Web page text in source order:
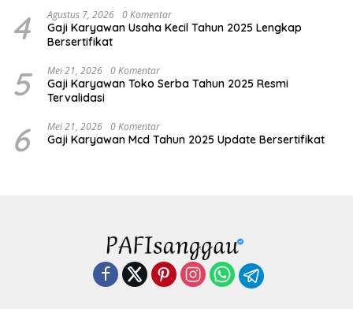
4 Agustus 7, 2026 0 Komentar
Gaji Karyawan Usaha Kecil Tahun 2025 Lengkap
Bersertifikat
5 Mei 21, 2026 0 Komentar
Gaji Karyawan Toko Serba Tahun 2025 Resmi
Tervalidasi
6 Mei 21, 2026 0 Komentar
Gaji Karyawan Mcd Tahun 2025 Update Bersertifikat